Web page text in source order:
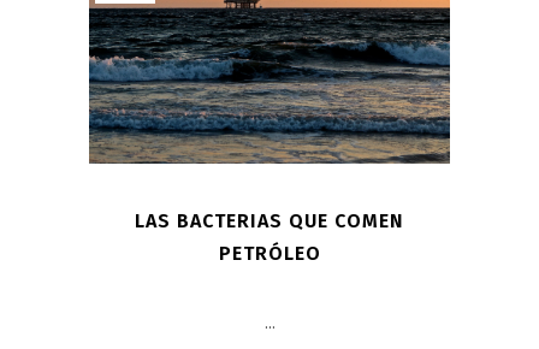
LAS BACTERIAS QUE COMEN
PETRÓLEO
...